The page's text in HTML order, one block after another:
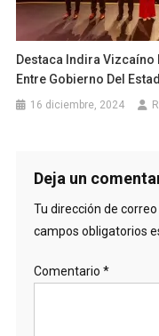
Destaca Indira Vizcaíno
Entre Gobierno Del
16 diciembre, 2024
Deja un
Tu dirección de
campos obligatorios
Comentario *